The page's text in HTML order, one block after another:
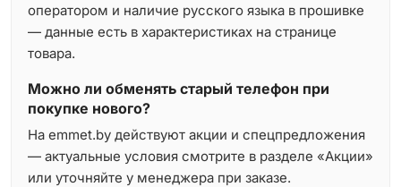
оператором и наличие русского языка в прошивке
— данные есть в характеристиках на странице
товара.
Можно ли обменять старый телефон при
покупке нового?
На emmet.by действуют акции и спецпредложения
— актуальные условия смотрите в разделе «Акции»
или уточняйте у менеджера при заказе.